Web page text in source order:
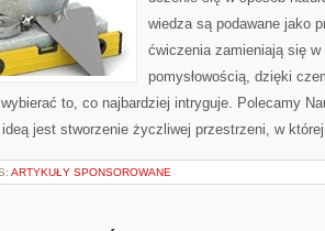
wiedza są podawane jako
ćwiczenia zamieniają się
pomysłowością, dzięki
to, co najbardziej intryguje. Polecamy
ideą jest stworzenie życzliwej przestrzeni, w
ARTYKUŁY SPONSOROWANE